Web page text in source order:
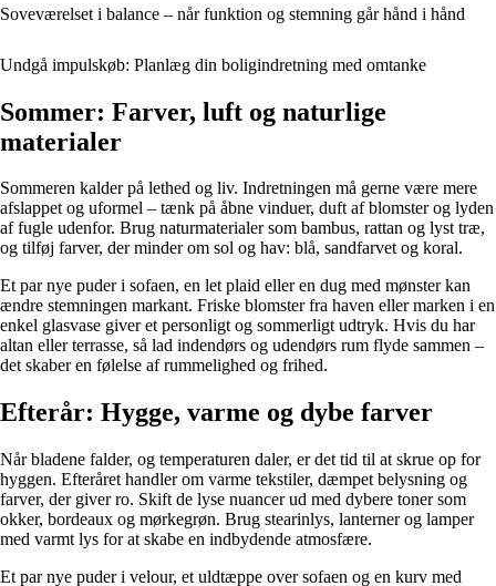
Soveværelset i balance – når funktion og stemning går hånd i hånd
Undgå impulskøb: Planlæg din boligindretning med omtanke
Sommer: Farver, luft og naturlige
materialer
Sommeren kalder på lethed og liv. Indretningen må gerne være mere
afslappet og uformel – tænk på åbne vinduer, duft af blomster og lyden
af fugle udenfor. Brug naturmaterialer som bambus, rattan og lyst træ,
og tilføj farver, der minder om sol og hav: blå, sandfarvet og koral.
Et par nye puder i sofaen, en let plaid eller en dug med mønster kan
ændre stemningen markant. Friske blomster fra haven eller marken i en
enkel glasvase giver et personligt og sommerligt udtryk. Hvis du har
altan eller terrasse, så lad indendørs og udendørs rum flyde sammen –
det skaber en følelse af rummelighed og frihed.
Efterår: Hygge, varme og dybe farver
Når bladene falder, og temperaturen daler, er det tid til at skrue op for
hyggen. Efteråret handler om varme tekstiler, dæmpet belysning og
farver, der giver ro. Skift de lyse nuancer ud med dybere toner som
okker, bordeaux og mørkegrøn. Brug stearinlys, lanterner og lamper
med varmt lys for at skabe en indbydende atmosfære.
Et par nye puder i velour, et uldtæppe over sofaen og en kurv med